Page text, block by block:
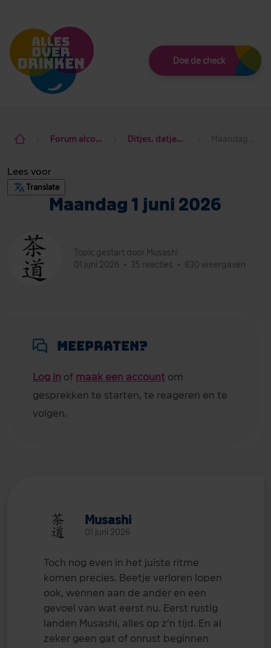
Doe de check
Forum alcohol de baas Ditjes, datjes & dagdraad
Lees voor
Translate
Maandag 1 juni 2026
Topic gestart door Musashi
01 juni 2026
• 35 reacties • 830 weergaven
Meepraten?
Log in of maak een account om
gesprekken te starten, te reageren en te
volgen.
Musashi
01 juni 2026
Toch nog even in het juiste ritme
komen precies. Beetje verloren lopen
ook, wennen aan de ander en een
gevoel van wat eerst nu. Eerst rustig
landen Musashi, alles op z’n tijd. En al
zeker geen gat of onrust beginnen